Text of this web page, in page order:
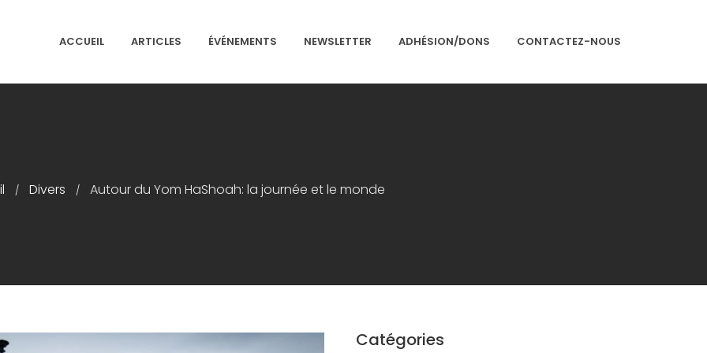
Newsletter
ACCUEIL ARTICLES ÉVÉNEMENTS NEWSLETTER ADHÉSION/DONS CONTACTEZ-NOUS
/ Divers / Autour du Yom HaShoah: la journée et le monde
Catégories